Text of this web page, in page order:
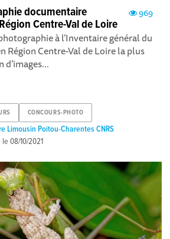
969
documentaire
Centre-Val de Loire
à l’Inventaire général du
Centre-Val de Loire la plus
CONCOURS-PHOTO
Limousin Poitou-Charentes CNRS
le08/10/2021